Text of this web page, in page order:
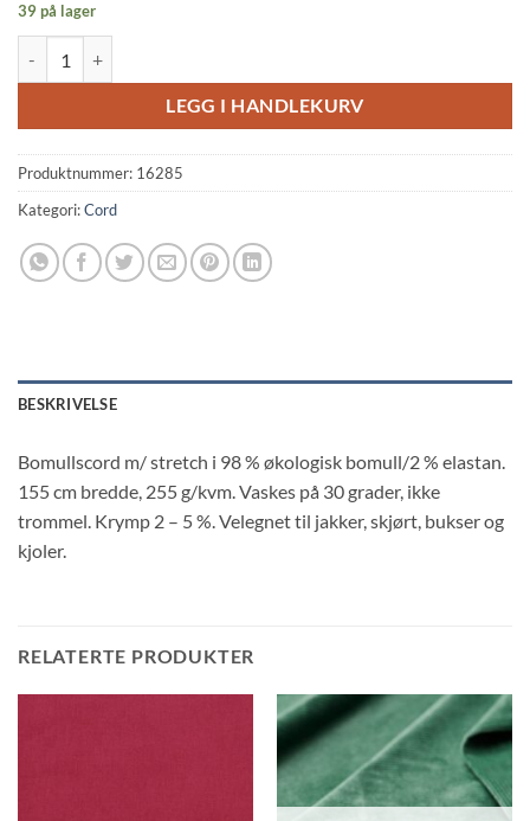
39 på lager
LEGG I HANDLEKURV
Produktnummer: 16285
Kategori:Cord
BESKRIVELSE
Bomullscord m/ stretch i 98 % økologisk bomull/2 % elastan.
155 cm bredde, 255 g/kvm. Vaskes på 30 grader, ikke
trommel. Krymp 2 – 5 %. Velegnet til jakker, skjørt, bukser og
kjoler.
RELATERTE PRODUKTER